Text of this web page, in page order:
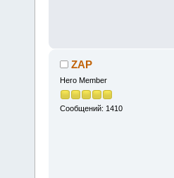
ZAP
Hero Member
Сообщений: 1410